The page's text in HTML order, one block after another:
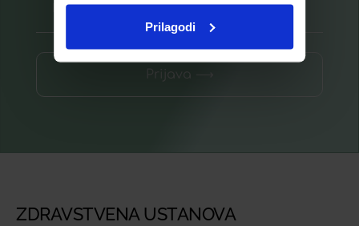
Prilagodi
Prijava ⟶
ZDRAVSTVENA USTANOVA